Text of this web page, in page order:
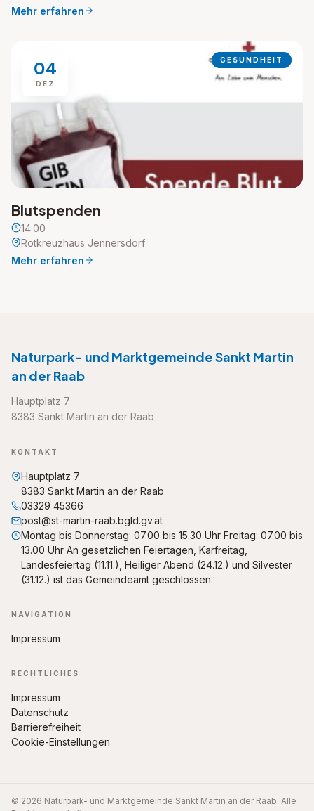
Mehr erfahren
04
DEZ
GESUNDHEIT
Blutspenden
14:00
Rotkreuzhaus Jennersdorf
Mehr erfahren
Naturpark- und Marktgemeinde Sankt Martin
an der Raab
Hauptplatz 7
8383 Sankt Martin an der Raab
KONTAKT
Hauptplatz 7
8383 Sankt Martin an der Raab
03329 45366
post@st-martin-raab.bgld.gv.at
Montag bis Donnerstag: 07.00 bis 15.30 Uhr Freitag: 07.00 bis
13.00 Uhr An gesetzlichen Feiertagen, Karfreitag,
Landesfeiertag (11.11.), Heiliger Abend (24.12.) und Silvester
(31.12.) ist das Gemeindeamt geschlossen.
NAVIGATION
Impressum
RECHTLICHES
Impressum
Datenschutz
Barrierefreiheit
Cookie-Einstellungen
© 2026 Naturpark- und Marktgemeinde Sankt Martin an der Raab. Alle